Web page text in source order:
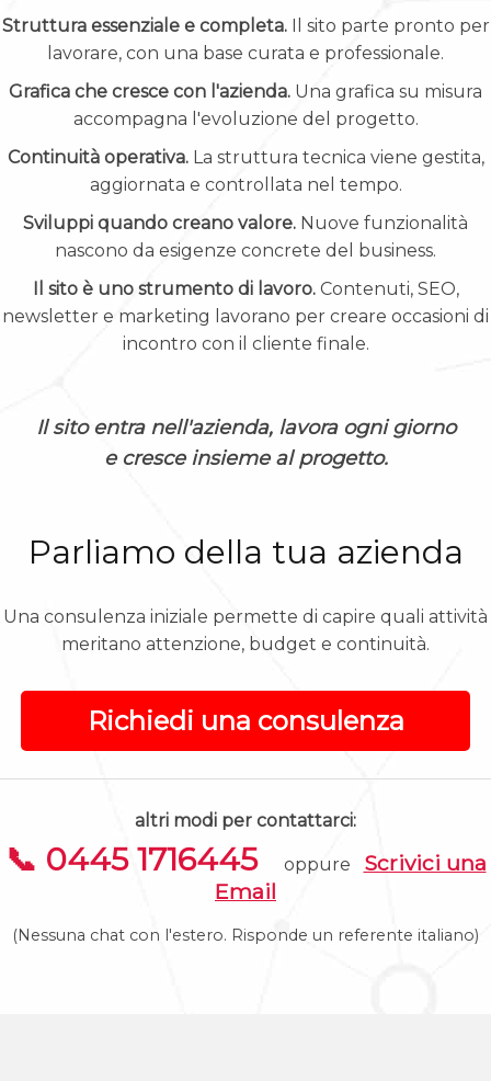
Struttura essenziale e completa.Il sito parte pronto per
lavorare, con una base curata e professionale.
Grafica che cresce con l'azienda. Una grafica su misura
accompagna l'evoluzione del progetto.
Continuità operativa.La struttura tecnica viene gestita,
aggiornata e controllata nel tempo.
Sviluppi quando creano valore. Nuove funzionalità
nascono da esigenze concrete del business.
Il sito è uno strumento di lavoro.Contenuti, SEO,
newsletter e marketing lavorano per creare occasioni di
incontro con il cliente finale.
Il sito entra nell'azienda, lavora ogni giorno
e cresce insieme al progetto.
Parliamo della tua azienda
Una consulenza iniziale permette di capire quali attività
meritano attenzione, budget e continuità.
Richiedi una consulenza
altri modi per contattarci:
📞 0445 1716445 oppure Scrivici una
Email
(Nessuna chat con l'estero. Risponde un referente italiano)